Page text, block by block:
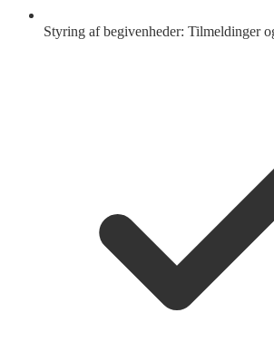
Styring af begivenheder: Tilmeldinger